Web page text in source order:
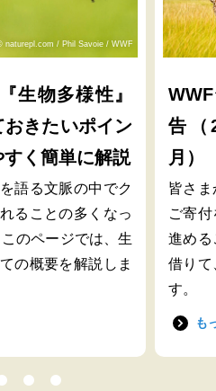
naturepl.com / Phil Savoie / WWF
生物多様性』
おきたいポイン
すく簡単に解説
語る文脈の中でク
ることの多くなっ
のページでは、生
の概要を解説しま
告（
月）
皆さ
ご寄
進める
借りて
す。
も